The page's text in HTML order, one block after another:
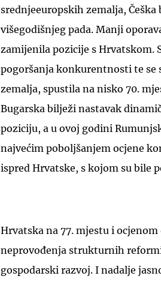
srednjeeuropskih zemalja,
višegodišnjeg pada. Manji
zamijenila pozicije s Hrvatskom.
pogoršanja konkurentnosti te se
zemalja, spustila na nisko 70.
Bugarska bilježi nastavak
poziciju, a u ovoj godini
najvećim poboljšanjem ocjene
ispred Hrvatske, s kojom su bile
Hrvatska na 77. mjestu i
neprovođenja strukturnih
gospodarski razvoj. I nadalje